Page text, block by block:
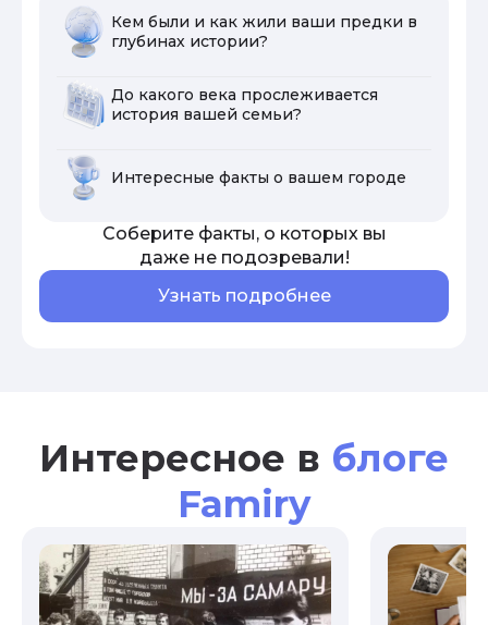
Кем были и как жили ваши предки в
глубинах истории?
До какого века прослеживается
история вашей семьи?
Интересные факты о вашем городе
Соберите факты, о которых вы
даже не подозревали!
Узнать подробнее
Интересное в блоге
Famiry